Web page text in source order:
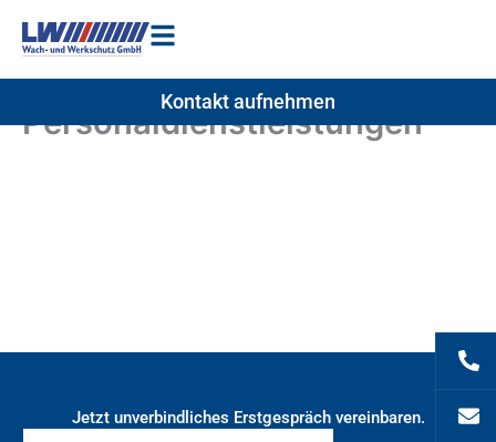
Inhalt
Kontakt aufnehmen
Personaldienstleistungen
Jetzt unverbindliches Erstgespräch vereinbaren.